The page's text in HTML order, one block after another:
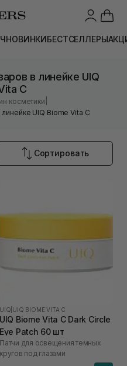
НОВИНКИБЕСТСЕЛЛЕРЫ
в линейке UIQ
C
косметики
UIQ Biome Vita C
Сортировать
UIQ UIQ BIOME VITA C
UIQ Biome Vita C Dark Circle
Eye Patch 60 шт
Патчи для освещения темных
кругов под глазами